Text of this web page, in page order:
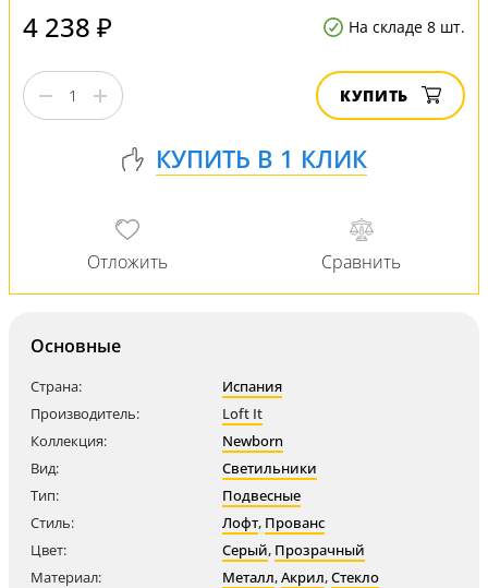
4 238 ₽ На складе 8 шт.
КУПИТЬ
Основные
Страна:
Испания
Производитель:
Loft It
Коллекция:
Newborn
Вид:
Светильники
Тип:
Подвесные
Стиль:
Лофт, Прованс
Цвет:
Серый, Прозрачный
Материал:
Металл,Акрил,Стекло